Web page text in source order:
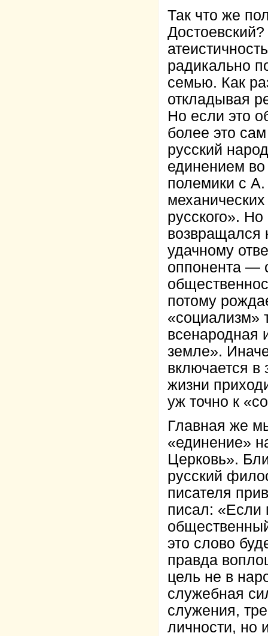
Так что же
радикально
семью. Как
откладывая
Но если это
более это
русский
единением
полемики с
русского».
возвращался
удачному
оппонента —
потому
«социализм»
всенародная
земле».
включается в
жизни
уж точно к
Главная же
«единение»
Церковь».
русский
писателя
писал: «Если
это слово
правда
цель не в
служебная
служения,
личности, но